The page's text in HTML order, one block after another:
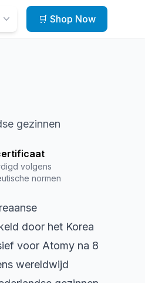
🛒 Shop Now
gezinnen
volgens
normen
door het Korea
voor Atomy na 8
wereldwijd